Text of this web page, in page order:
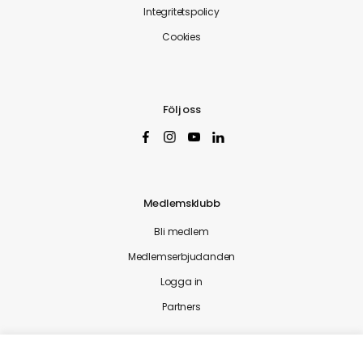
Integritetspolicy
Cookies
Följ oss
Medlemsklubb
Bli medlem
Medlemserbjudanden
Logga in
Partners